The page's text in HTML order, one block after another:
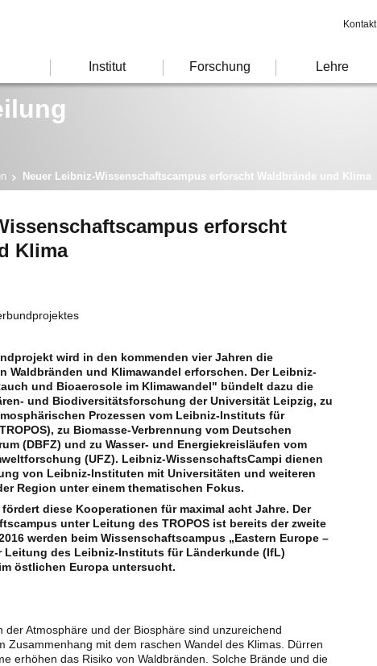
Neuer Leibniz-Wissenschaftscampus erforscht Waldbrände und Klima
erforscht
Klima
wird in den kommenden vier Jahren die
Waldbränden und Klimawandel erforschen. Der Leibniz-
und Bioaerosole im Klimawandel" bündelt dazu die
und Biodiversitätsforschung der Universität Leipzig, zu
Prozessen vom Leibniz-Instituts für
zu Biomasse-Verbrennung vom Deutschen
(DBFZ) und zu Wasser- und Energiekreisläufen vom
(UFZ). Leibniz-WissenschaftsCampi dienen
von Leibniz-Instituten mit Universitäten und weiteren
Region unter einem thematischen Fokus.
diese Kooperationen für maximal acht Jahre. Der
unter Leitung des TROPOS ist bereits der zweite
werden beim Wissenschaftscampus „Eastern Europe –
Leitung des Leibniz-Instituts für Länderkunde (IfL)
östlichen Europa untersucht.
der Atmosphäre und der Biosphäre sind unzureichend
Zusammenhang mit dem raschen Wandel des Klimas. Dürren
erhöhen das Risiko von Waldbränden. Solche Brände und die
Institut Forschung Lehre
Kontakt